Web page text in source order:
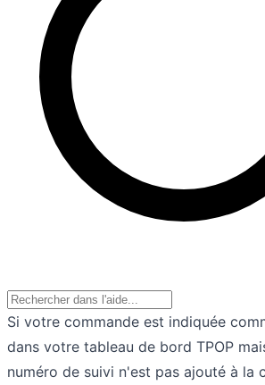
Si votre commande est indiquée
dans votre tableau de bord TPOP
numéro de suivi n'est pas ajouté à la